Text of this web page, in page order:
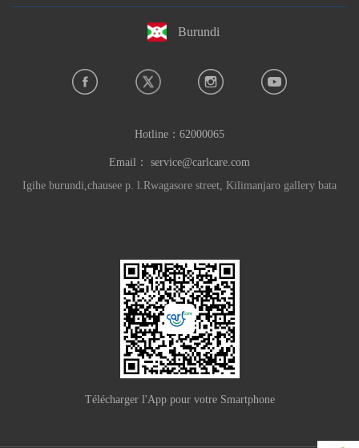
Burundi
Hotline： 62000065
Email： service@carlcare.com
Igihe burundi,chausee p. l.Rwagasore street, Kilimanjaro gallery bata
Télécharger l'App pour votre Smartphone